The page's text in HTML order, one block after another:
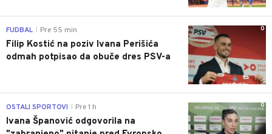
0
FUDBAL Pre 55 min
Filip Kostić na poziv Ivana Perišića
odmah potpisao da obuče dres PSV-a
0
OSTALI SPORTOVI Pre 1 h
Ivana Španović odgovorila na